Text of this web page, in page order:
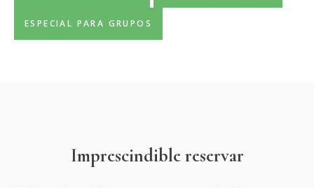
ESPECIAL PARA GRUPOS
Imprescindible reservar